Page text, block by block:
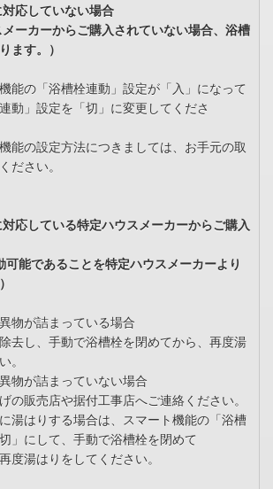
応していない場合
カーからご購入されていない場合、浴槽
ます。）
「浴槽栓連動」設定が「入」になって
動」設定を「切」に変更してくださ
設定方法につきましては、お手元の取
ださい。
応している特定ハウスメーカーからご購入
であることを特定ハウスメーカーより
）
が詰まっている場合
手動で浴槽栓を閉めてから、再度湯
。
が詰まっていない場合
店や据付工事店へご連絡ください。
する場合は、スマート機能の「浴槽
」にして、手動で浴槽栓を閉めて
りをしてください。